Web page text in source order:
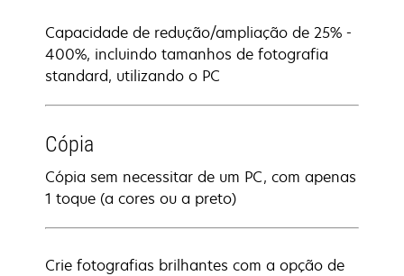
Capacidade de redução/ampliação de 25% -
400%, incluindo tamanhos de fotografia
standard, utilizando o PC
Cópia
Cópia sem necessitar de um PC, com apenas
1 toque (a cores ou a preto)
Crie fotografias brilhantes com a opção de